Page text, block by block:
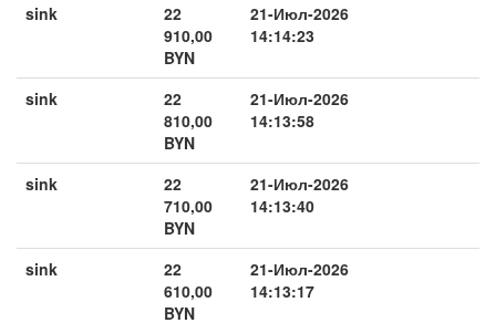
sink
22
910,00
BYN
21-Июл-2026
14:14:23
sink
22
810,00
BYN
21-Июл-2026
14:13:58
sink
22
710,00
BYN
21-Июл-2026
14:13:40
sink
22
610,00
BYN
21-Июл-2026
14:13:17